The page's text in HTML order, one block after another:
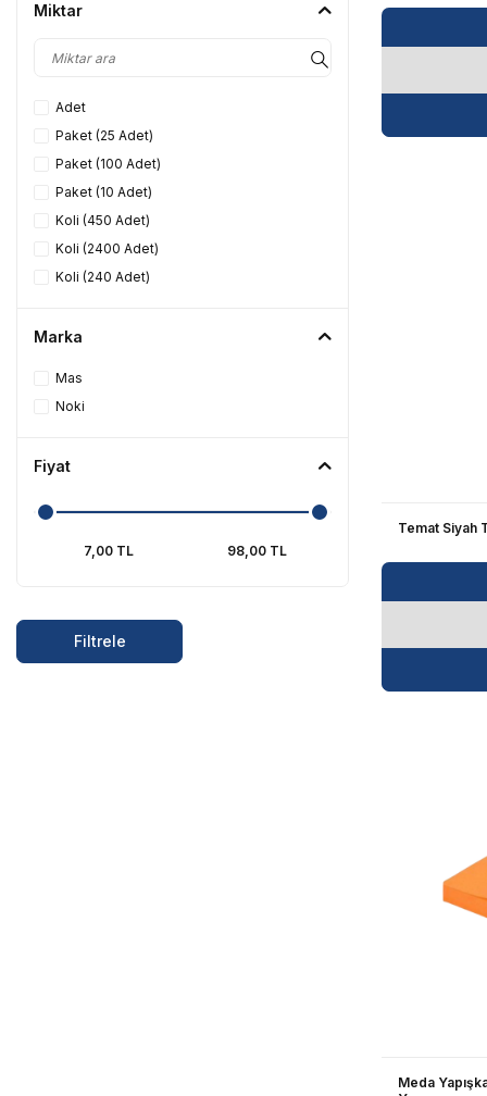
Maket Bıçağı
Daksil
Raptiye
Evrak Rafları
Masaüstü Set ve Kalemlik
Küp Not Kağıtları
Miktar
Adet
Paket (25 Adet)
Paket (100 Adet)
Paket (10 Adet)
Koli (450 Adet)
Koli (2400 Adet)
Koli (240 Adet)
Marka
Mas
Noki
Fiyat
Filtrele
Temat Siyah
Meda